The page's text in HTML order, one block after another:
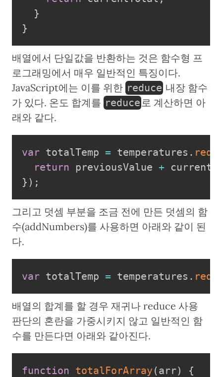
}
}
배열에서 단일값을 반환하는 것은 함수형 프
로그래밍에서 매우 일반적인 특징이다.
JavaScript에는 이를 위한 reduce 내장 함수
가 있다. 온도 합계를 reduce 로 계산하면 아
래와 같다.
var totalTemp = temperatures .
return previousValue +
} ) ;
그리고 덧셈 부분을 조금 전에 만든 덧셈의 함
수(addNumbers)를 사용하면 아래와 같이 된
다.
var totalTemp = temperatures .
배열의 합계를 할 경우 재귀나 reduce 사용
판단의 혼란을 가중시키지 않고 일반적인 함
수를 만든다면 아래와 같아진다.
function totalForArray (arr)
{